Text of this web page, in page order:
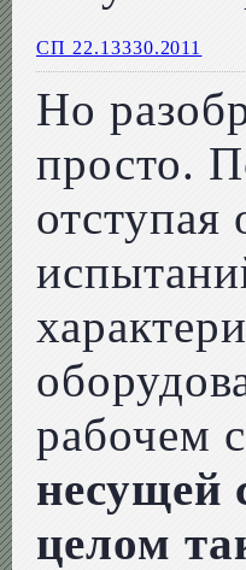
СП 22.13330.2011
Но
просто.
рабочем
несущей
целом